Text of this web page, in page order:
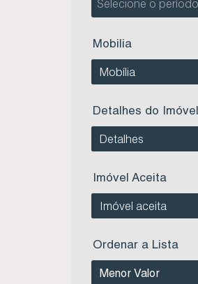
Mobilia
Mobília
Detalhes do Imóvel
Detalhes
Imóvel Aceita
Imóvel aceita
Ordenar a Lista